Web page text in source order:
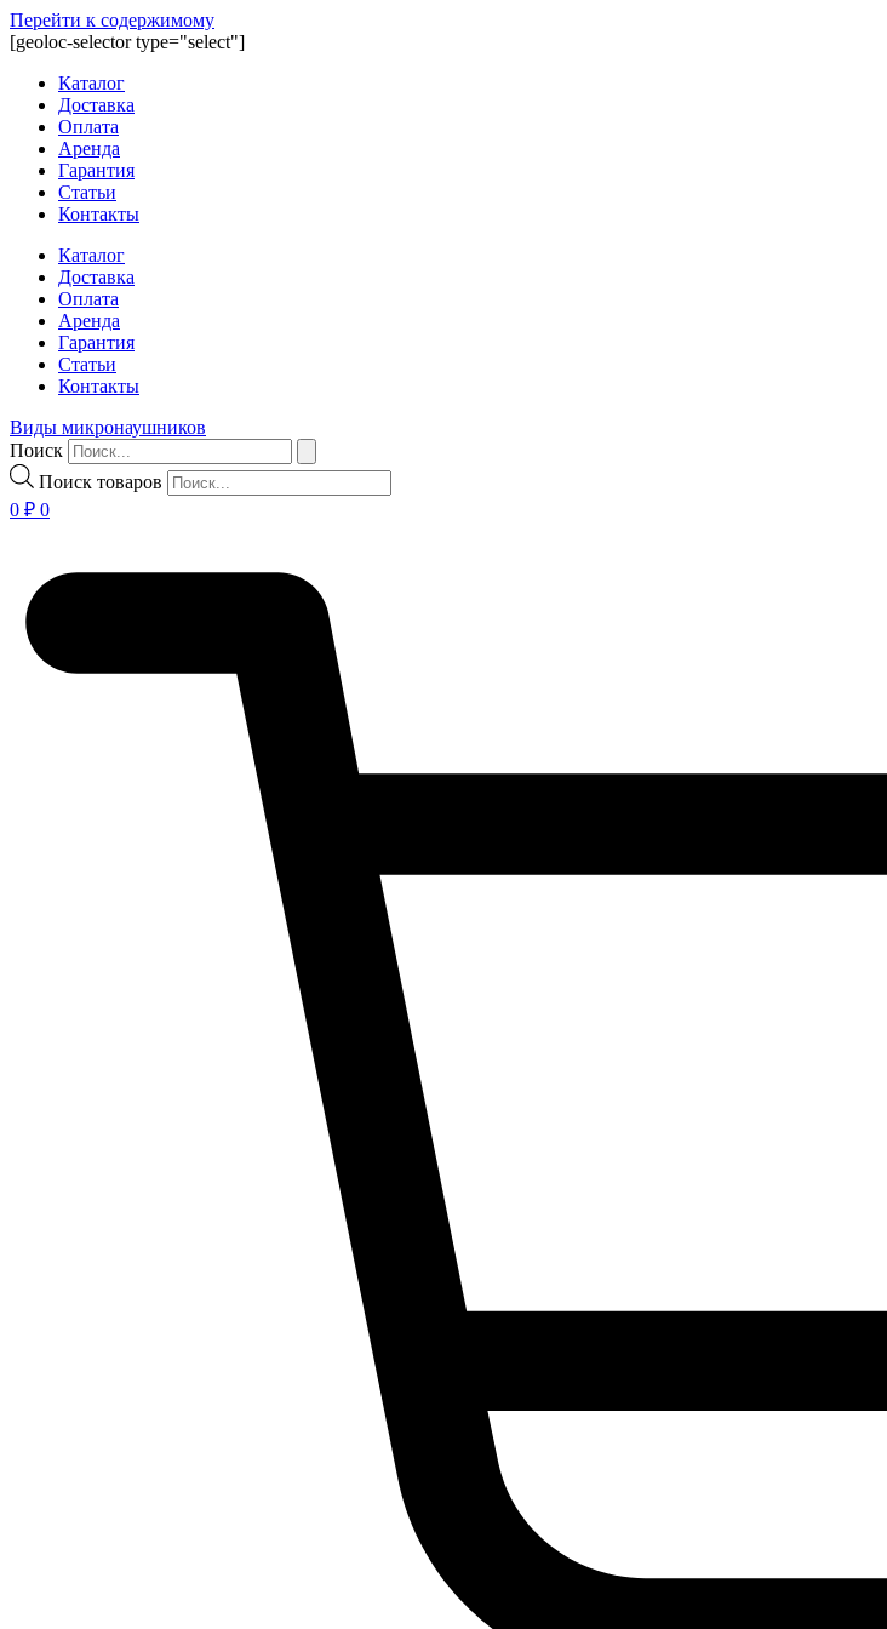
Перейти к содержимому
[geoloc-selector type="select"]
Каталог
Доставка
Оплата
Аренда
Гарантия
Статьи
Контакты
Каталог
Доставка
Оплата
Аренда
Гарантия
Статьи
Контакты
Виды микронаушников
Поиск
Поиск товаров
0 ₽ 0